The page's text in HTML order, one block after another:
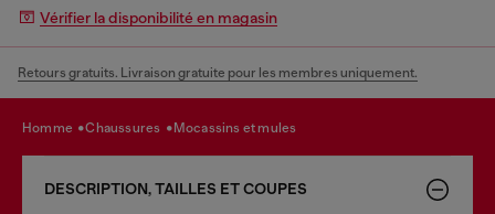
Vérifier la disponibilité en magasin
Retours gratuits. Livraison gratuite pour les membres uniquement.
homme chaussures mocassins et mules
DESCRIPTION, TAILLES ET COUPES